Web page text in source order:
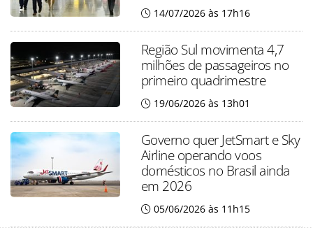
14/07/2026 às 17h16
Região Sul movimenta 4,7
milhões de passageiros no
primeiro quadrimestre
19/06/2026 às 13h01
Governo quer JetSmart e Sky
Airline operando voos
domésticos no Brasil ainda
em 2026
05/06/2026 às 11h15